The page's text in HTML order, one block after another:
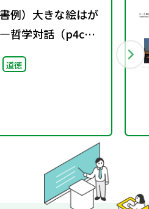
書例）大きな絵はが
学対話（p4c）
入れた実践例―
4年）
道徳